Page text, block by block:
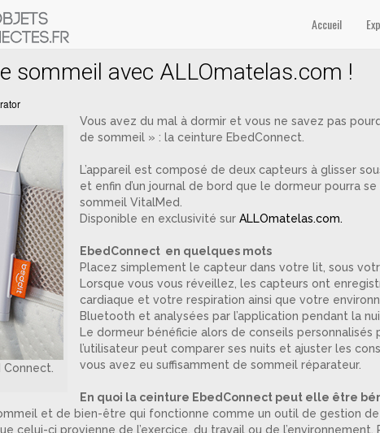
Accueil
‘VitalMed’
sommeil avec ALLOmatelas.com !
Vous avez du mal à dormir et vous ne savez pas
de sommeil » : la ceinture EbedConnect.
L’appareil est composé de deux capteurs à glisser
et enfin d’un journal de bord que le dormeur pourra
sommeil VitalMed.
Disponible en exclusivité sur ALLOmatelas.com.
EbedConnect en quelques mots
Placez simplement le capteur dans votre lit, sous
Lorsque vous vous réveillez, les capteurs ont
cardiaque et votre respiration ainsi que votre
Bluetooth et analysées par l’application pendant la
Le dormeur bénéficie alors de conseils
l’utilisateur peut comparer ses nuits et ajuster les
vous avez eu suffisamment de sommeil réparateur.
En quoi la ceinture EbedConnect peut elle être
et de bien-être qui fonctionne comme un outil de gestion
celui-ci provienne de l’exercice, du travail ou de